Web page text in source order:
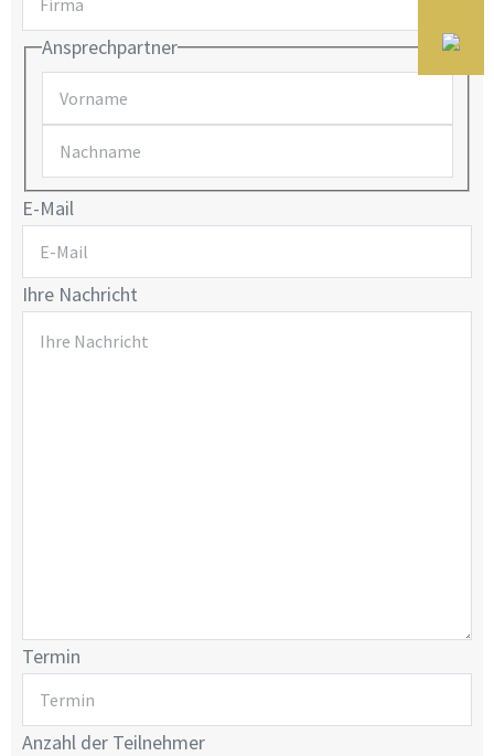
Ansprechpartner
E-Mail
Ihre Nachricht
Termin
Anzahl der Teilnehmer